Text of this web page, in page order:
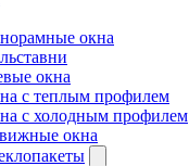
окна
окна
с теплым профилем
с холодным профилем
окна